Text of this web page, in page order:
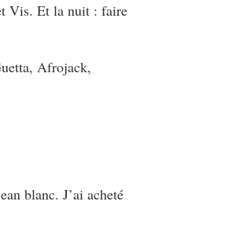
Vis. Et la nuit : faire
Afrojack,
blanc. J’ai acheté